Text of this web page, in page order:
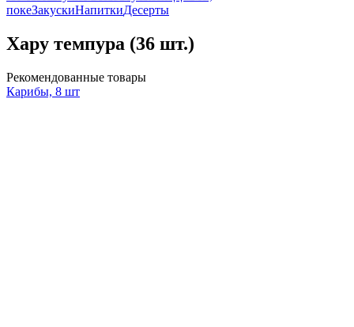
покеЗакускиНапиткиДесерты
Хару темпура (36 шт.)
Рекомендованные товары
Карибы, 8 шт